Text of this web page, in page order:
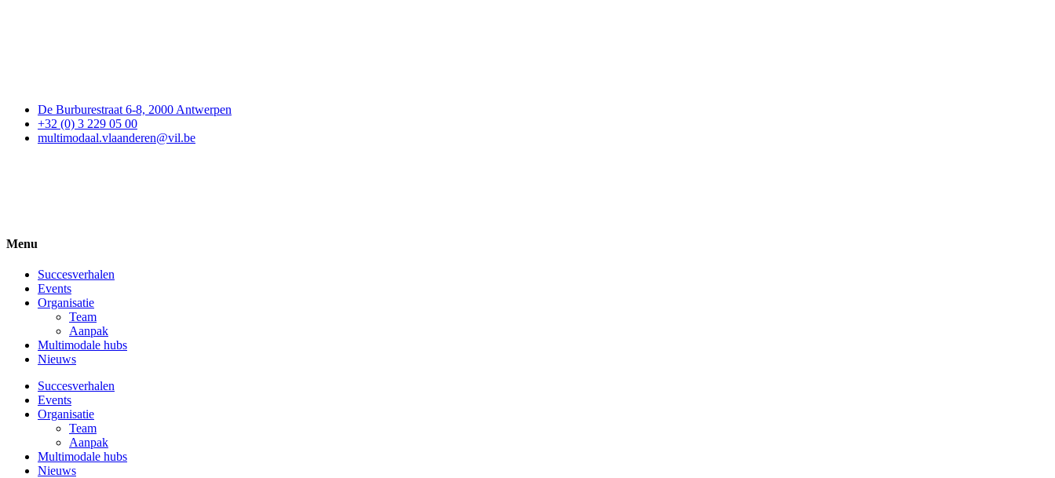
De Burburestraat 6-8, 2000 Antwerpen
+32 (0) 3 229 05 00
multimodaal.vlaanderen@vil.be
Menu
Succesverhalen
Events
Organisatie
Team
Aanpak
Multimodale hubs
Nieuws
Succesverhalen
Events
Organisatie
Team
Aanpak
Multimodale hubs
Nieuws